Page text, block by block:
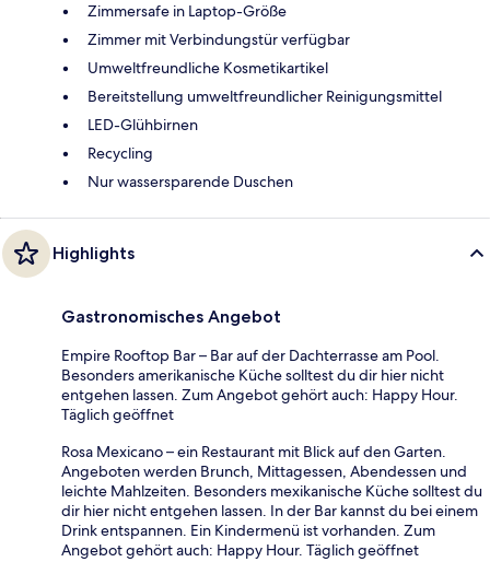
Zimmersafe in Laptop-Größe
Zimmer mit Verbindungstür verfügbar
Umweltfreundliche Kosmetikartikel
Bereitstellung umweltfreundlicher Reinigungsmittel
LED-Glühbirnen
Recycling
Nur wassersparende Duschen
Highlights
Gastronomisches Angebot
Empire Rooftop Bar – Bar auf der Dachterrasse am Pool.
Besonders amerikanische Küche solltest du dir hier nicht
entgehen lassen. Zum Angebot gehört auch: Happy Hour.
Täglich geöffnet
Rosa Mexicano – ein Restaurant mit Blick auf den Garten.
Angeboten werden Brunch, Mittagessen, Abendessen und
leichte Mahlzeiten. Besonders mexikanische Küche solltest du
dir hier nicht entgehen lassen. In der Bar kannst du bei einem
Drink entspannen. Ein Kindermenü ist vorhanden. Zum
Angebot gehört auch: Happy Hour. Täglich geöffnet